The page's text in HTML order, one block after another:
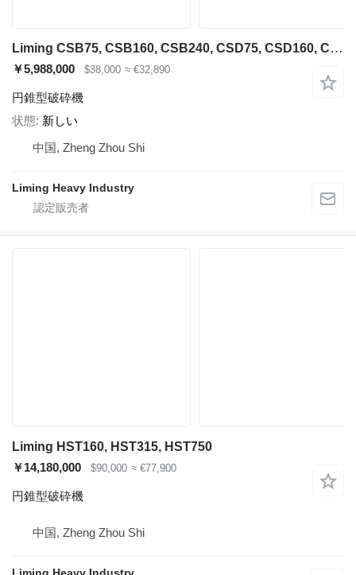
Liming CSB75, CSB160, CSB240, CSD75, CSD160, CSD240
￥5,988,000 $38,000 ≈ €32,890
円錐型破砕機
状態 新しい
中国, Zheng Zhou Shi
Liming Heavy Industry
Liming HST160, HST315, HST750
￥14,180,000
$90,000 ≈ €77,900
円錐型破砕機
中国, Zheng Zhou Shi